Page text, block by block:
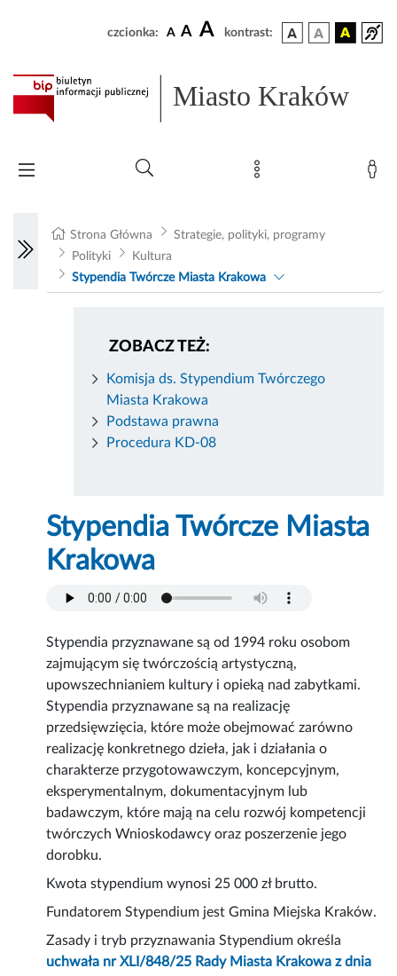
czcionka: A A A kontrast:
Miasto Kraków
Strona Główna
Strategie, polityki, programy
Polityki
Kultura
Stypendia Twórcze Miasta Krakowa
ZOBACZ TEŻ:
Komisja ds. Stypendium Twórczego
Miasta Krakowa
Podstawa prawna
Procedura KD-08
Stypendia Twórcze Miasta
Krakowa
Stypendia przyznawane są od 1994 roku osobom
zajmującym się twórczością artystyczną,
upowszechnianiem kultury i opieką nad zabytkami.
Stypendia przyznawane są na realizację
przedsięwzięcia, które może obejmować zarówno
realizację konkretnego dzieła, jak i działania o
charakterze przygotowawczym, koncepcyjnym,
eksperymentalnym, dokumentacyjnym lub
badawczym, które mają na celu rozwój kompetencji
twórczych Wnioskodawcy oraz poszerzenie jego
dorobku.
Kwota stypendium wynosi 25 000 zł brutto.
Fundatorem Stypendium jest Gmina Miejska Kraków.
Zasady i tryb przyznawania Stypendium określa
uchwała nr XLI/848/25 Rady Miasta Krakowa z dnia